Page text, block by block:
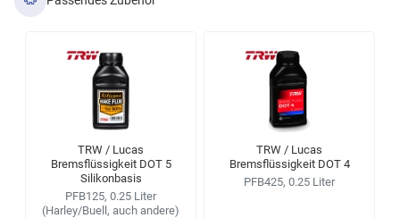
TRW / Lucas
Bremsflüssigkeit DOT 5
Silikonbasis
PFB125, 0.25 Liter
(Harley/Buell, auch andere)
TRW / Lucas
Bremsflüssigkeit DOT 4
PFB425, 0.25 Liter